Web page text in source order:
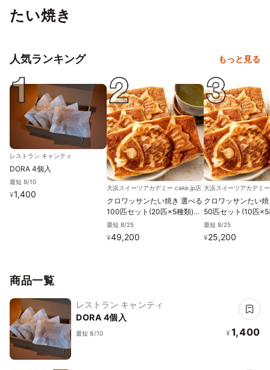
たい焼き
人気ランキング もっと見る
レストラン キャンティ
DORA 4個入
最短 8/10
¥1,400
大浜スイーツアカデミー cake.jp店
クロワッサンたい焼き 選べる
100匹セット(20匹×5種類)
【大浜スイーツアカデミー】
最短 8/25
¥49,200
大浜スイーツアカデミ
クロワッサンたい
50匹セット(10匹
浜スイーツアカデ
最短 8/25
¥25,200
商品一覧
レストラン キャンティ
DORA 4個入
最短 8/10 ¥ 1,400